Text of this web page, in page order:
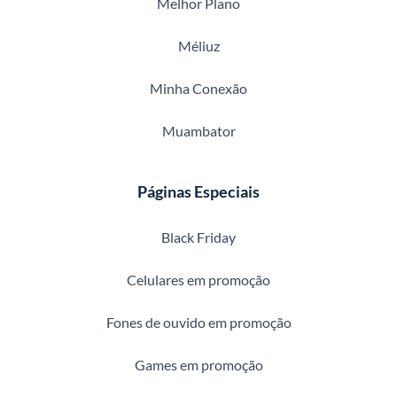
Méliuz
Minha Conexão
Muambator
Páginas Especiais
Black Friday
Celulares em promoção
Fones de ouvido em promoção
Games em promoção